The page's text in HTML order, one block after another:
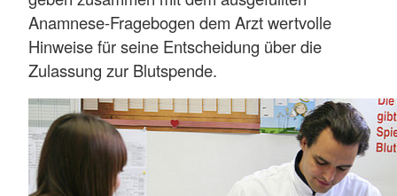
Anamnese-Fragebogen dem Arzt wertvolle
Hinweise für seine Entscheidung über die
Zulassung zur Blutspende.